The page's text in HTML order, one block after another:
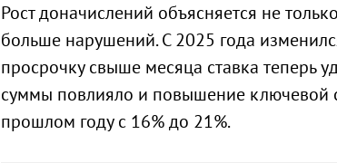
Рост доначислений объясняется не
больше нарушений. С 2025 года
просрочку свыше месяца ставка теперь
суммы повлияло и повышение ключевой
прошлом году с 16% до 21%.